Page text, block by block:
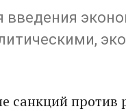
введения
санкций